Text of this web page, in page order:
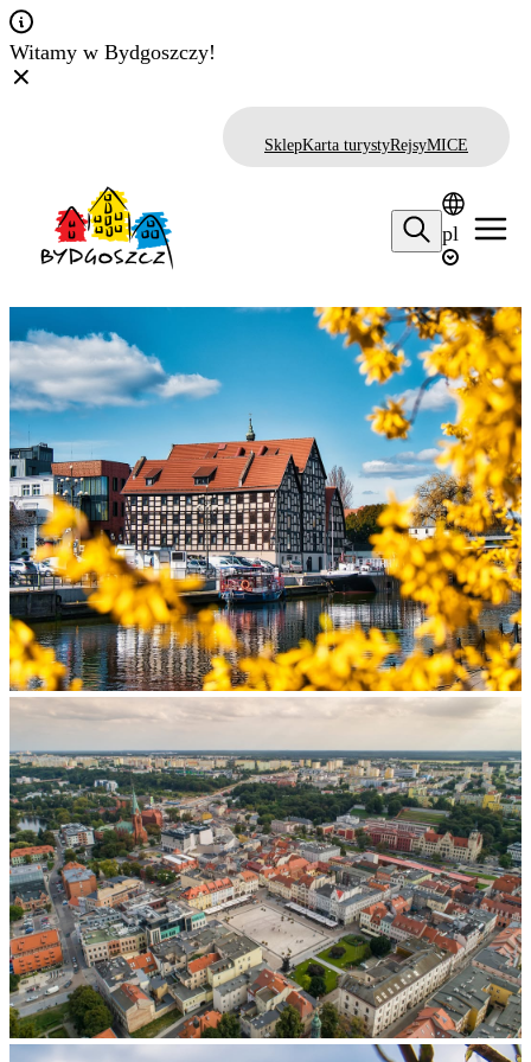
Witamy w Bydgoszczy!
SklepKarta turystyRejsyMICE
pl